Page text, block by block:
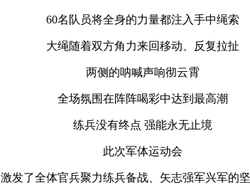
60名队员将全身的力量都注入手中绳索
大绳随着双方角力来回移动、反复拉扯
两侧的呐喊声响彻云霄
全场氛围在阵阵喝彩中达到最高潮
练兵没有终点 强能永无止境
此次军体运动会
激发了全体官兵聚力练兵备战、矢志强军兴军的